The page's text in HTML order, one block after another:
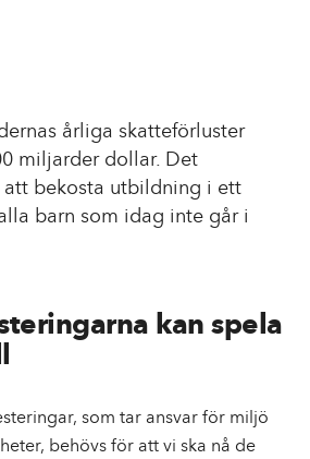
årliga skatteförluster
miljarder dollar. Det
att bekosta utbildning i ett
barn som idag inte går i
kan spela
som tar ansvar för miljö
behövs för att vi ska nå de